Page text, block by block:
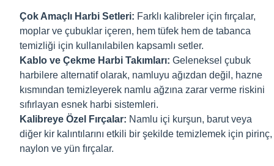
Çok Amaçlı Harbi Setleri: Farklı kalibreler için fırçalar,
moplar ve çubuklar içeren, hem tüfek hem de tabanca
temizliği için kullanılabilen kapsamlı setler.
Kablo ve Çekme Harbi Takımları: Geleneksel çubuk
harbilere alternatif olarak, namluyu ağızdan değil, hazne
kısmından temizleyerek namlu ağzına zarar verme riskini
sıfırlayan esnek harbi sistemleri.
Kalibreye Özel Fırçalar: Namlu içi kurşun, barut veya
diğer kir kalıntılarını etkili bir şekilde temizlemek için pirinç,
naylon ve yün fırçalar.